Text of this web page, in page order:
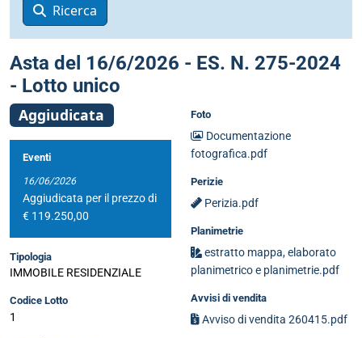
Ricerca
Asta del 16/6/2026 - ES. N. 275-2024
- Lotto unico
Aggiudicata
Eventi
16/06/2026
Aggiudicata per il prezzo di
€ 119.250,00
Tipologia
IMMOBILE RESIDENZIALE
Codice Lotto
1
Foto
Documentazione
fotografica.pdf
Perizie
Perizia.pdf
Planimetrie
estratto mappa, elaborato
planimetrico e planimetrie.pdf
Avvisi di vendita
Avviso di vendita 260415.pdf